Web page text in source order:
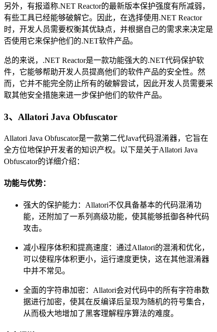
另外，有报道称.NET Reactor的最新版本保护强度有所减弱，
有些工具已经能够破解它。因此，在选择使用.NET Reactor
时，开发人员需要权衡其优缺点，并根据自己的需求来决定是
否使用它来保护他们的.NET软件产品。
总的来说，.NET Reactor是一款功能强大的.NET代码保护软
件，它能够帮助开发人员提高他们的软件产品的安全性。然
而，它并不能完全防止所有的破解尝试，因此开发人员需要采
取其他安全措施来进一步保护他们的软件产品。
3、Allatori Java Obfuscator
Allatori Java Obfuscator是一款第二代Java代码混淆器，它旨在
全方位地保护开发者的知识产权。以下是关于Allatori Java
Obfuscator的详细介绍：
功能与优势：
强大的保护能力：Allatori不仅具备基本的代码混淆功
能，还附加了一系列高级功能，使其能够抵御各种代码
攻击。
减小程序体积和提高速度：通过Allatori的混淆和优化，
可以使程序体积更小，运行速度更快，这在其他混淆器
中并不常见。
全面的字符串加密：Allatori会对代码中的所有字符串数
据进行加密，使其在反编译后呈现为随机的符号集合，
从而极大地增加了黑客理解程序算法的难度。